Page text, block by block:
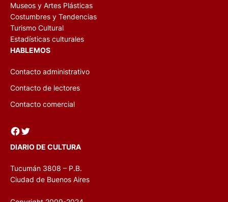
Museos y Artes Plásticas
Costumbres y Tendencias
Turismo Cultural
Estadísticas culturales
HABLEMOS
Contacto administrativo
Contacto de lectores
Contacto comercial
Facebook Twitter
DIARIO DE CULTURA
Tucumán 3808 – P.B.
Ciudad de Buenos Aires